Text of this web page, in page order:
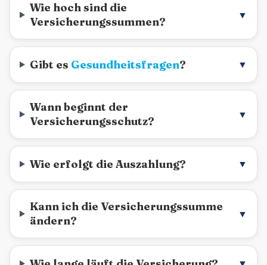
Wie hoch sind die
Versicherungssummen?
▼
Gibt es Gesundheitsfragen? ▼
Wann beginnt der
Versicherungsschutz?
▼
Wie erfolgt die Auszahlung? ▼
Kann ich die Versicherungssumme
ändern?
▼